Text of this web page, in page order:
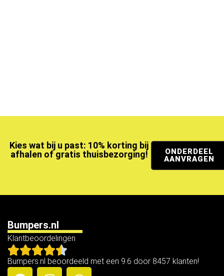
Kies wat bij u past: 10% korting bij
afhalen of gratis thuisbezorging!
ONDERDEEL
AANVRAGEN
Bumpers.nl
Klantbeoordelingen
Bumpers.nl beoordeeld met een 9.6 door 8457 klanten!